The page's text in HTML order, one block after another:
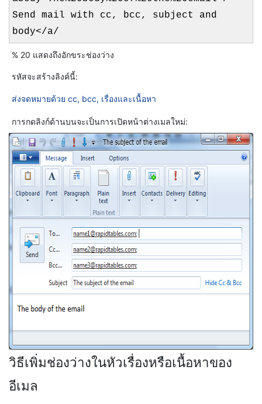
Send mail with cc, bcc, subject and
body</a/
% 20 แสดงถึงอักขระช่องว่าง
รหัสจะสร้างลิงค์นี้:
ส่งจดหมายด้วย cc, bcc, เรื่องและเนื้อหา
การกดลิงก์ด้านบนจะเป็นการเปิดหน้าต่างเมลใหม่:
วิธีเพิ่มช่องว่างในหัวเรื่องหรือเนื้อหาของ
อีเมล